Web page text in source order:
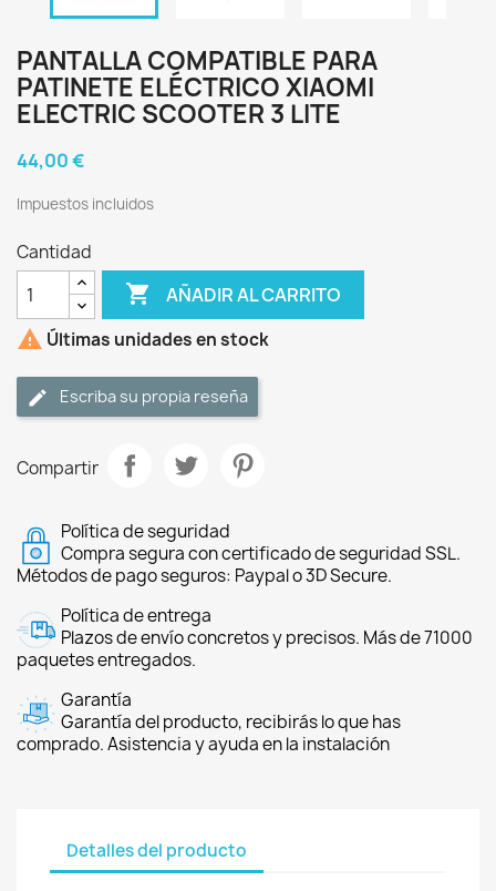
PANTALLA COMPATIBLE PARA
PATINETE ELÉCTRICO XIAOMI
ELECTRIC SCOOTER 3 LITE
44,00 €
Impuestos incluidos
Cantidad
 AÑADIR AL CARRITO
 Últimas unidades en stock
Escriba su propia reseña
Compartir
Política de seguridad
Compra segura con certificado de seguridad SSL.
Métodos de pago seguros: Paypal o 3D Secure.
Política de entrega
Plazos de envío concretos y precisos. Más de 71000
paquetes entregados.
Garantía
Garantía del producto, recibirás lo que has
comprado. Asistencia y ayuda en la instalación
Detalles del producto